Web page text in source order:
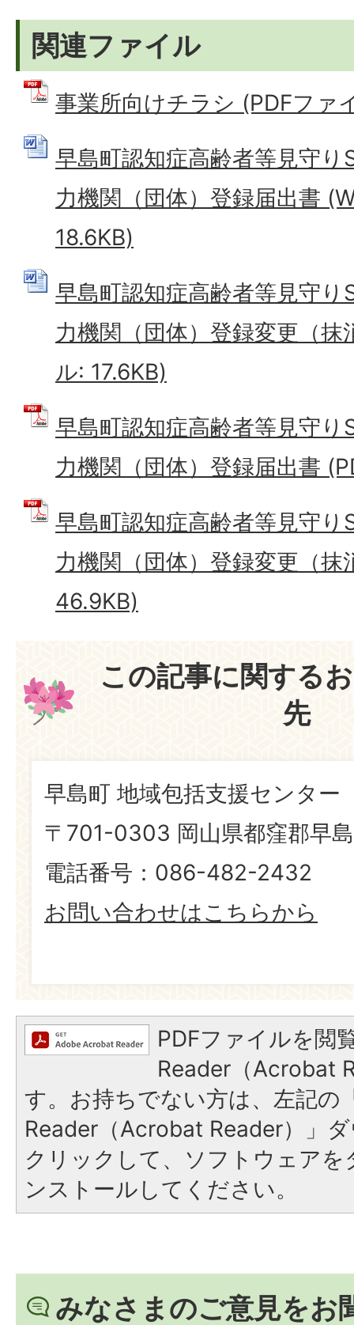
関連ファイル
事業所向けチラシ (PDFファ
早島町認知症高齢者等見守
力機関（団体）登録届出書
18.6KB)
早島町認知症高齢者等見守
力機関（団体）登録変更（
ル: 17.6KB)
早島町認知症高齢者等見守
力機関（団体）登録届出書
早島町認知症高齢者等見守
力機関（団体）登録変更（
46.9KB)
この記事に関する
先
早島町 地域包括支援センター
〒701-0303 岡山県都窪郡早
電話番号：086-482-2432
お問い合わせはこちらから
PDFファイルを閲
Reader（Acrobat
す。お持ちでない方は、左記の
Reader（Acrobat Reader）」
クリックして、ソフトウェア
ンストールしてください。
みなさまのご意見をお